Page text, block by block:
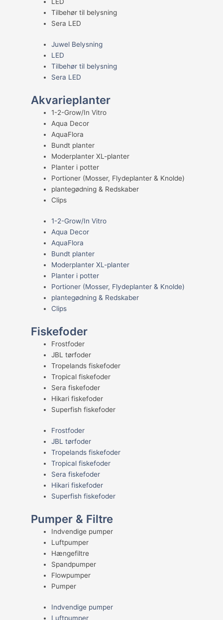
Tilbehør til belysning
Sera LED
Juwel Belysning
LED
Tilbehør til belysning
Sera LED
Akvarieplanter
1-2-Grow/In Vitro
Aqua Decor
AquaFlora
Bundt planter
Moderplanter XL-planter
Planter i potter
Portioner (Mosser, Flydeplanter & Knolde)
plantegødning & Redskaber
Clips
1-2-Grow/In Vitro
Aqua Decor
AquaFlora
Bundt planter
Moderplanter XL-planter
Planter i potter
Portioner (Mosser, Flydeplanter & Knolde)
plantegødning & Redskaber
Clips
Fiskefoder
Frostfoder
JBL tørfoder
Tropelands fiskefoder
Tropical fiskefoder
Sera fiskefoder
Hikari fiskefoder
Superfish fiskefoder
Frostfoder
JBL tørfoder
Tropelands fiskefoder
Tropical fiskefoder
Sera fiskefoder
Hikari fiskefoder
Superfish fiskefoder
Pumper & Filtre
Indvendige pumper
Luftpumper
Hængefiltre
Spandpumper
Flowpumper
Pumper
Indvendige pumper
Luftpumper